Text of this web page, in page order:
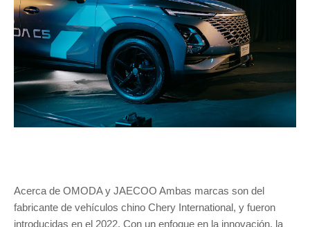
Acerca de OMODA y JAECOO Ambas marcas son del
fabricante de vehículos chino Chery International, y fueron
introducidas en el 2022. Con un enfoque en la innovación, la